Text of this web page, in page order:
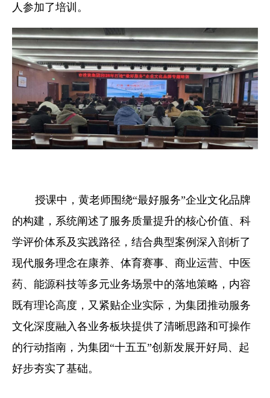
人参加了培训。
授课中，黄老师围绕“最好服务”企业文化品牌
的构建，系统阐述了服务质量提升的核心价值、科
学评价体系及实践路径，结合典型案例深入剖析了
现代服务理念在康养、体育赛事、商业运营、中医
药、能源科技等多元业务场景中的落地策略，内容
既有理论高度，又紧贴企业实际，为集团推动服务
文化深度融入各业务板块提供了清晰思路和可操作
的行动指南，为集团“十五五”创新发展开好局、起
好步夯实了基础。